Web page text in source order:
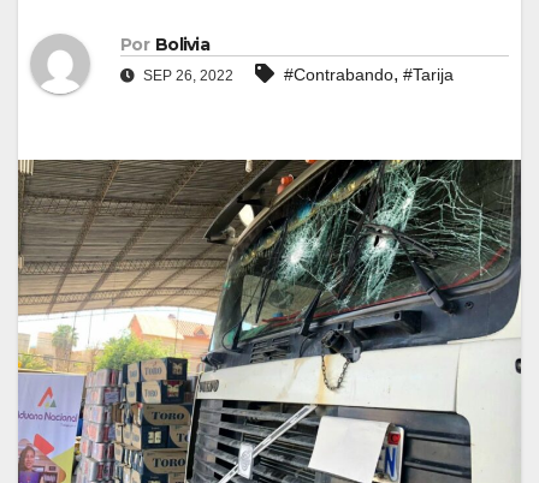
Por Bolivia
SEP 26, 2022 #Contrabando, #Tarija